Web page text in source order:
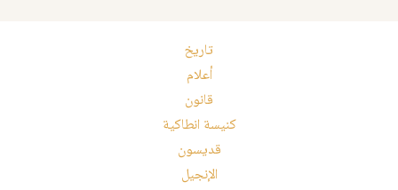
تاريخ
أعلام
قانون
كنيسة انطاكية
قديسون
الإنجيل